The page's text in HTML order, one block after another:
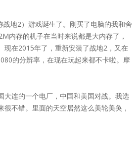
地2）游戏诞生了。刚买了电脑的我和舍
内存的机子在当时来说都是大内存了，
现在2015年了，重新安装了战地2，又在
的分辨率，在现在玩起来都不卡啦。摩
大连的一个电厂，中国和美国对战。我选
不错。里面的天空居然这么美轮美奂，